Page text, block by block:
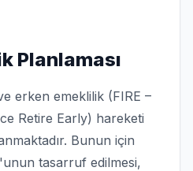
Planlaması
erken emeklilik (FIRE –
Retire Early) hareketi
Bunun için
tasarruf edilmesi,